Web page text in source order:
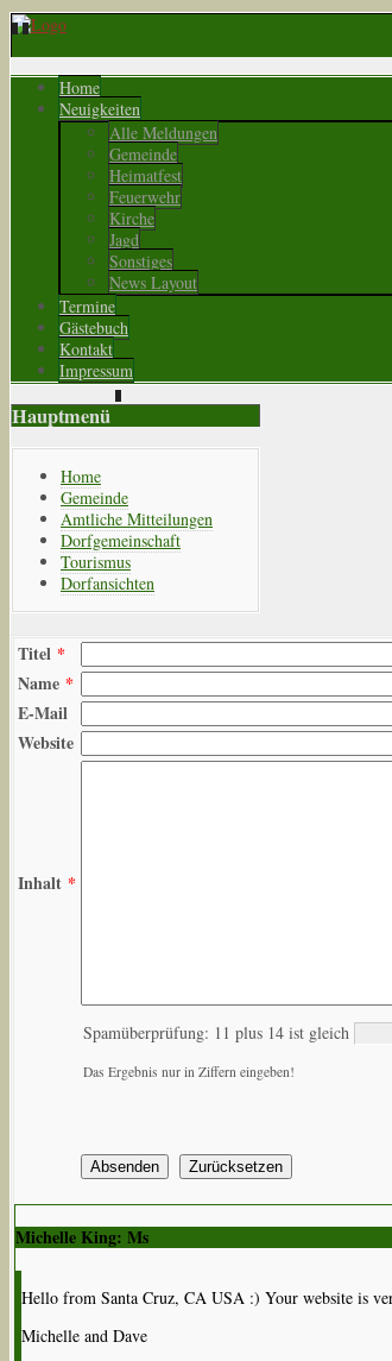
Home
Neuigkeiten
Alle Meldungen
Gemeinde
Heimatfest
Feuerwehr
Kirche
Jagd
Sonstiges
News Layout
Termine
Gästebuch
Kontakt
Impressum
Hauptmenü
Home
Gemeinde
Amtliche Mitteilungen
Dorfgemeinschaft
Tourismus
Dorfansichten
Titel *
Name *
E-Mail
Website
Inhalt *
Spamüberprüfung: 11 plus 14 ist gleich
Das Ergebnis nur in Ziffern eingeben!
Michelle King: Ms
Hello from Santa Cruz, CA USA :) Your website is
Michelle and Dave